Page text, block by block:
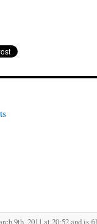
9th, 2011 at 20:52 and is